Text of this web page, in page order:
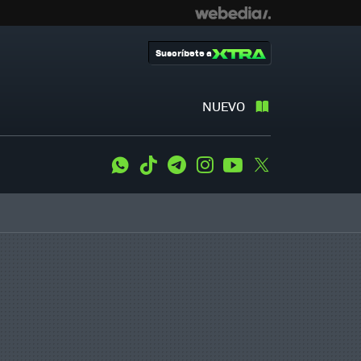
NUEVO
Suscríbete a
WhatsApp
Tiktok TelegramInstagramYoutube